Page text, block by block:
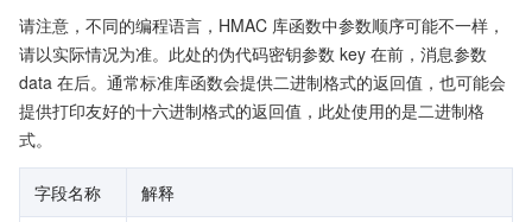
请注意，不同的编程语言，HMAC 库函数中参数顺序可能不一样，
请以实际情况为准。此处的伪代码密钥参数 key 在前，消息参数
data 在后。通常标准库函数会提供二进制格式的返回值，也可能会
提供打印友好的十六进制格式的返回值，此处使用的是二进制格
式。
字段名称 解释